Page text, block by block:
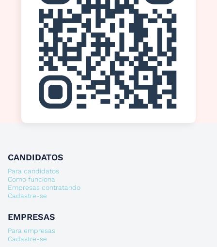
CANDIDATOS
Para candidatos
Como funciona
Empresas contratando
Cadastre-se
EMPRESAS
Para empresas
Cadastre-se